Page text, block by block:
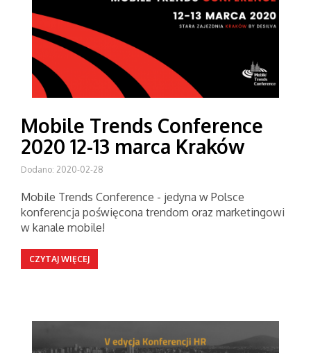
Mobile Trends Conference
2020 12-13 marca Kraków
Dodano: 2020-02-28
Mobile Trends Conference - jedyna w Polsce
konferencja poświęcona trendom oraz marketingowi
w kanale mobile!
CZYTAJ WIĘCEJ